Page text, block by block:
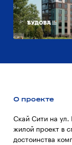
О проекте
Скай Сити на
жилой проект в
достоинства